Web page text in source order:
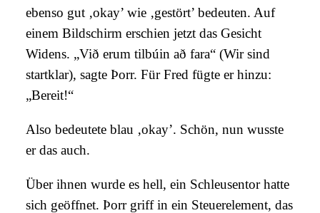
ebenso gut ‚okay’ wie ‚gestört’ bedeuten. Auf
einem Bildschirm erschien jetzt das Gesicht
Widens. „Við erum tilbúin að fara“ (Wir sind
startklar), sagte Þorr. Für Fred fügte er hinzu:
„Bereit!“
Also bedeutete blau ‚okay’. Schön, nun wusste
er das auch.
Über ihnen wurde es hell, ein Schleusentor hatte
sich geöffnet. Þorr griff in ein Steuerelement, das